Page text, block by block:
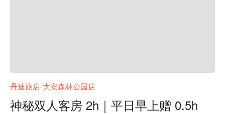
丹迪旅店-大安森林公园店
神秘双人客房 2h｜平日早上赠 0.5h